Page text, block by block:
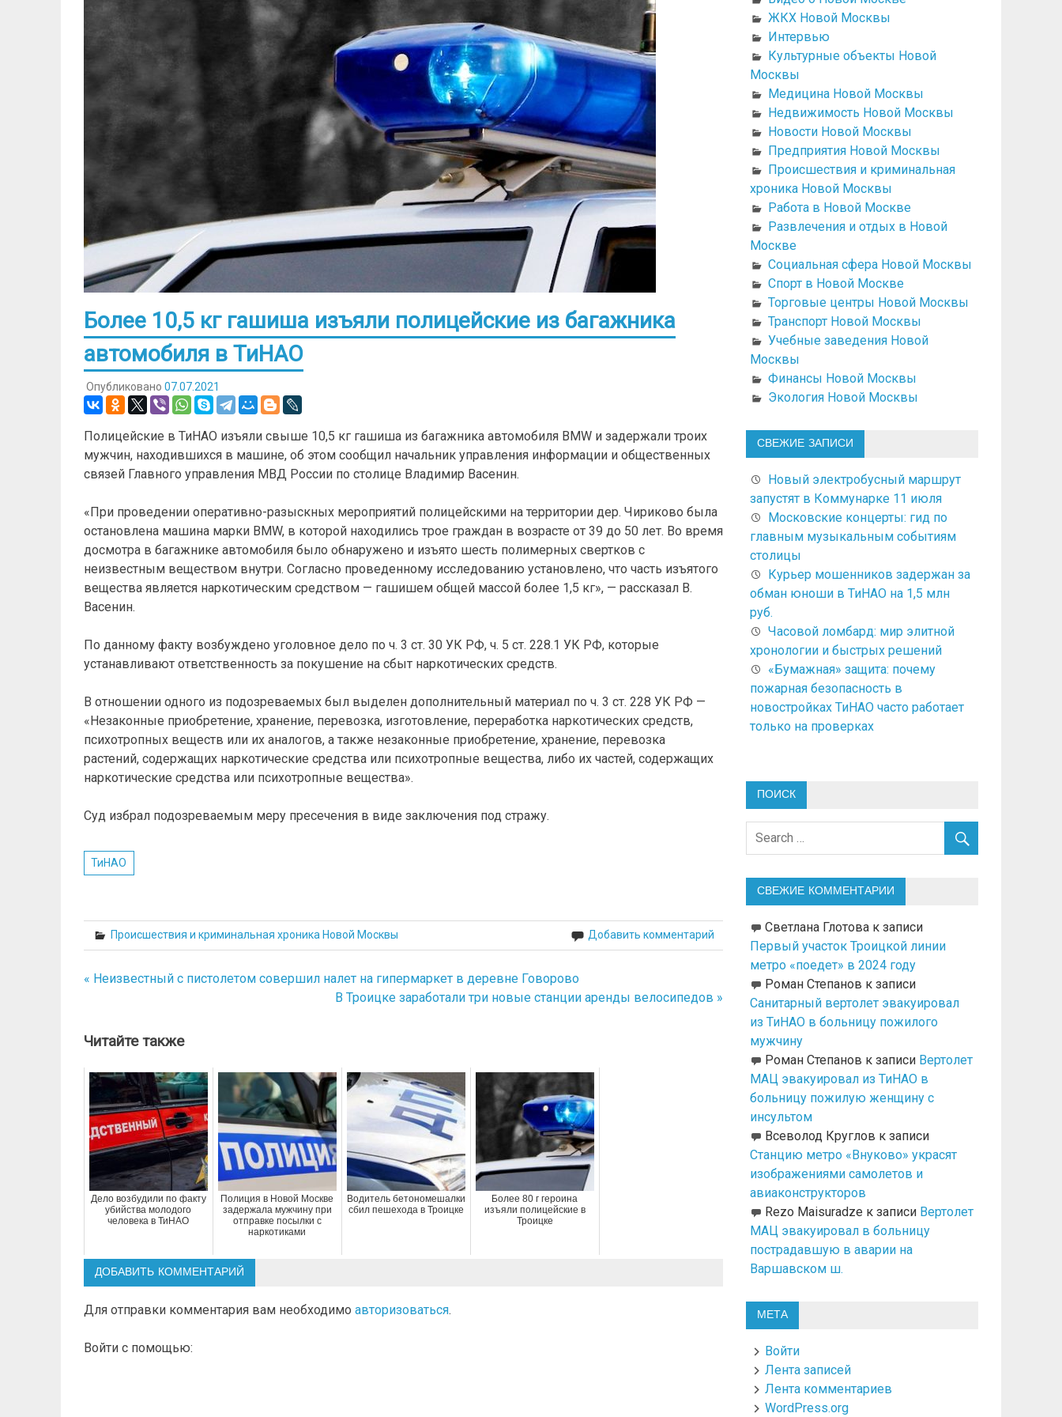
Более 10,5 кг гашиша изъяли полицейские из багажника
автомобиля в ТиНАО
Опубликовано 07.07.2021
Полицейские в ТиНАО изъяли свыше 10,5 кг гашиша из багажника автомобиля BMW и задержали троих
мужчин, находившихся в машине, об этом сообщил начальник управления информации и общественных
связей Главного управления МВД России по столице Владимир Васенин.
«При проведении оперативно-разыскных мероприятий полицейскими на территории дер. Чириково была
остановлена машина марки BMW, в которой находились трое граждан в возрасте от 39 до 50 лет. Во время
досмотра в багажнике автомобиля было обнаружено и изъято шесть полимерных свертков с
неизвестным веществом внутри. Согласно проведенному исследованию установлено, что часть изъятого
вещества является наркотическим средством — гашишем общей массой более 1,5 кг», — рассказал В.
Васенин.
По данному факту возбуждено уголовное дело по ч. 3 ст. 30 УК РФ, ч. 5 ст. 228.1 УК РФ, которые
устанавливают ответственность за покушение на сбыт наркотических средств.
В отношении одного из подозреваемых был выделен дополнительный материал по ч. 3 ст. 228 УК РФ —
«Незаконные приобретение, хранение, перевозка, изготовление, переработка наркотических средств,
психотропных веществ или их аналогов, а также незаконные приобретение, хранение, перевозка
растений, содержащих наркотические средства или психотропные вещества, либо их частей, содержащих
наркотические средства или психотропные вещества».
Суд избрал подозреваемым меру пресечения в виде заключения под стражу.
ТиНАО
Происшествия и криминальная хроника Новой Москвы Добавить комментарий
Навигация
записям
« Неизвестный с пистолетом совершил налет на гипермаркет в деревне Говорово
В Троицке заработали три новые станции аренды велосипедов »
Читайте также
Дело возбудили по факту
убийства молодого
человека в ТиНАО
Полиция в Новой Москве
задержала мужчину при
отправке посылки с
наркотиками
Водитель бетономешалки
сбил пешехода в Троицке
Более 80 г героина
изъяли полицейские в
Троицке
ДОБАВИТЬ КОММЕНТАРИЙ
Для отправки комментария вам необходимо авторизоваться.
Войти с помощью:
ЖКХ Новой Москвы
Интервью
Культурные объекты Новой
Москвы
Медицина Новой Москвы
Недвижимость Новой Москвы
Новости Новой Москвы
Предприятия Новой Москвы
Происшествия и криминальная
хроника Новой Москвы
Работа в Новой Москве
Развлечения и отдых в Новой
Москве
Социальная сфера Новой Москвы
Спорт в Новой Москве
Торговые центры Новой Москвы
Транспорт Новой Москвы
Учебные заведения Новой
Москвы
Финансы Новой Москвы
Экология Новой Москвы
СВЕЖИЕ ЗАПИСИ
Новый электробусный маршрут
запустят в Коммунарке 11 июля
Московские концерты: гид по
главным музыкальным событиям
столицы
Курьер мошенников задержан за
обман юноши в ТиНАО на 1,5 млн
руб.
Часовой ломбард: мир элитной
хронологии и быстрых решений
«Бумажная» защита: почему
пожарная безопасность в
новостройках ТиНАО часто работает
только на проверках
ПОИСК
СВЕЖИЕ КОММЕНТАРИИ
Светлана Глотовак записи
Первый участок Троицкой линии
метро «поедет» в 2024 году
Роман Степанов к записи
Санитарный вертолет эвакуировал
из ТиНАО в больницу пожилого
мужчину
Роман Степанов к записи Вертолет
МАЦ эвакуировал из ТиНАО в
больницу пожилую женщину с
инсультом
Всеволод Круглов к записи
Станцию метро «Внуково» украсят
изображениями самолетов и
авиаконструкторов
Rezo Maisuradze к записи Вертолет
МАЦ эвакуировал в больницу
пострадавшую в аварии на
Варшавском ш.
МЕТА
Войти
Лента записей
Лента комментариев
WordPress.org